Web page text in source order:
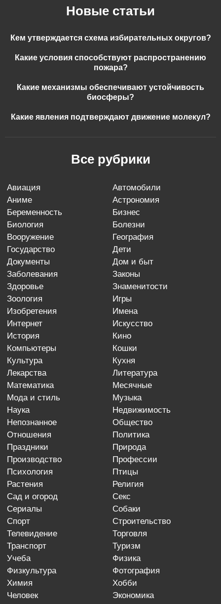
Новые статьи
Кем утверждается схема избирательных округов?
Какие условия способствуют распространению
пожара?
Какие механизмы обеспечивают устойчивость
биосферы?
Какие явления подтверждают движение молекул?
Все рубрики
авиация
автомобили
аниме
астрономия
беременность
бизнес
биология
болезни
вооружение
география
государство
дети
документы
дом и быт
заболевания
законы
здоровье
знаменитости
зоология
игры
изобретения
имена
интернет
искусство
история
кино
компьютеры
кошки
культура
кухня
лекарства
литература
математика
месячные
мода и стиль
музыка
наука
недвижимость
непознанное
общество
отношения
политика
праздники
природа
производство
профессии
психология
птицы
растения
религия
сад и огород
секс
сериалы
собаки
спорт
строительство
телевидение
торговля
транспорт
туризм
учеба
физика
физкультура
фотография
химия
хобби
человек
экономика